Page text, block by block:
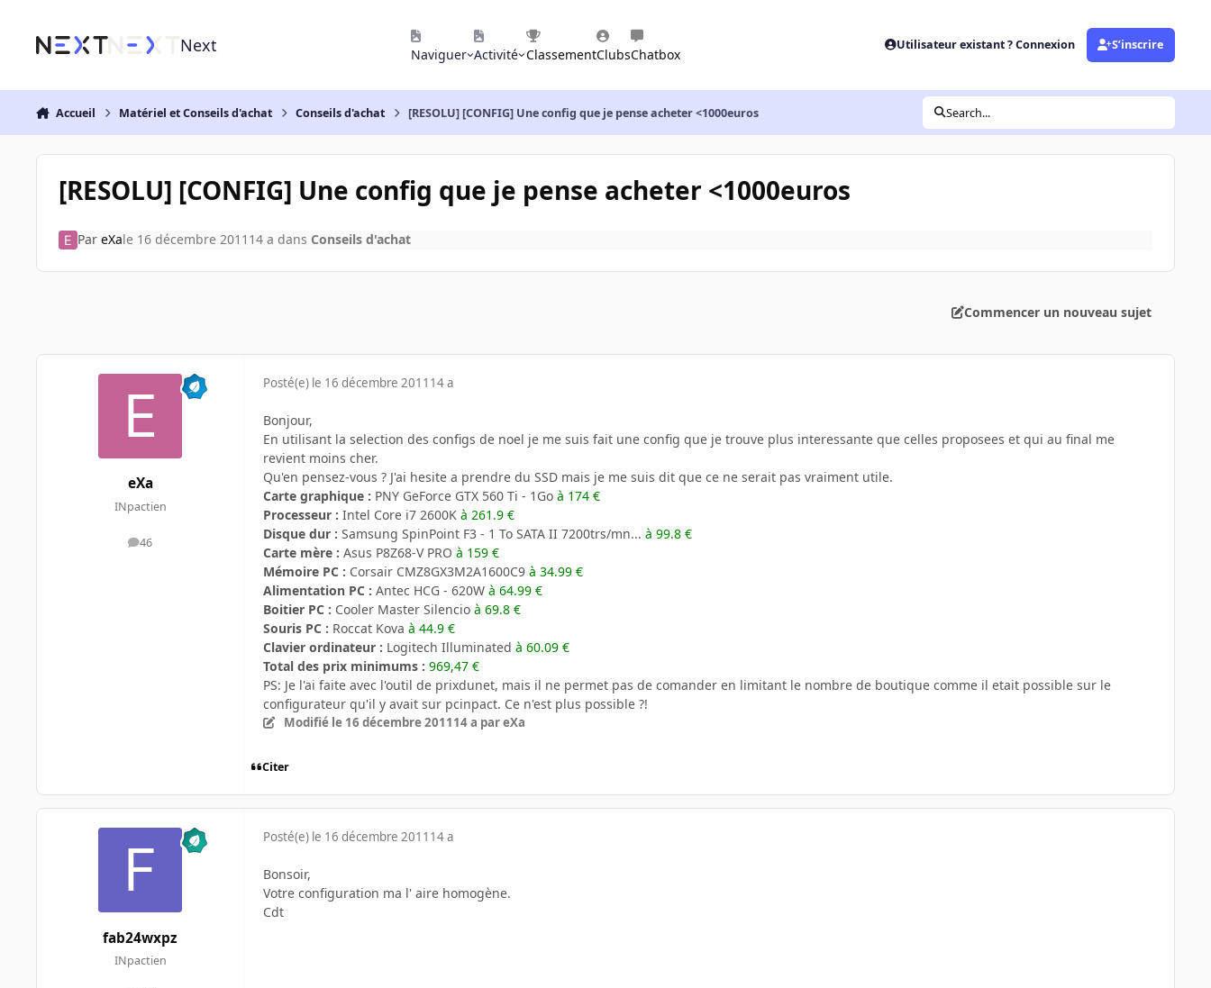
Next Naviguer Activité ClassementClubsChatbox
Utilisateur existant ? Connexion S’inscrire
Accueil Matériel et Conseils d'achat Conseils d'achat [RESOLU] [CONFIG] Une config que je pense acheter <1000euros Search...
[RESOLU] [CONFIG] Une config que je pense acheter <1000euros
Par eXale 16 décembre 2011 14 a dans Conseils d'achat
Commencer un nouveau sujet
eXa
INpactien
46
messages
Posté(e) le 16 décembre 2011 14 a
Bonjour,
En utilisant la selection des configs de noel je me suis fait une config que je trouve plus interessante que celles proposees et qui au final me
revient moins cher.
Qu'en pensez-vous ? J'ai hesite a prendre du SSD mais je me suis dit que ce ne serait pas vraiment utile.
Carte graphique : PNY GeForce GTX 560 Ti - 1Go à 174 €
Processeur : Intel Core i7 2600K à 261.9 €
Disque dur : Samsung SpinPoint F3 - 1 To SATA II 7200trs/mn... à 99.8 €
Carte mère : Asus P8Z68-V PRO à 159 €
Mémoire PC : Corsair CMZ8GX3M2A1600C9 à 34.99 €
Alimentation PC : Antec HCG - 620W à 64.99 €
Boitier PC : Cooler Master Silencio à 69.8 €
Souris PC : Roccat Kova à 44.9 €
Clavier ordinateur : Logitech Illuminated à 60.09 €
Total des prix minimums : 969,47 €
PS: Je l'ai faite avec l'outil de prixdunet, mais il ne permet pas de comander en limitant le nombre de boutique comme il etait possible sur le
configurateur qu'il y avait sur pcinpact. Ce n'est plus possible ?!
Modifié le 16 décembre 201114 a par eXa
Citer
fab24wxpz
INpactien
Posté(e) le 16 décembre 2011 14 a
Bonsoir,
Votre configuration ma l' aire homogène.
Cdt